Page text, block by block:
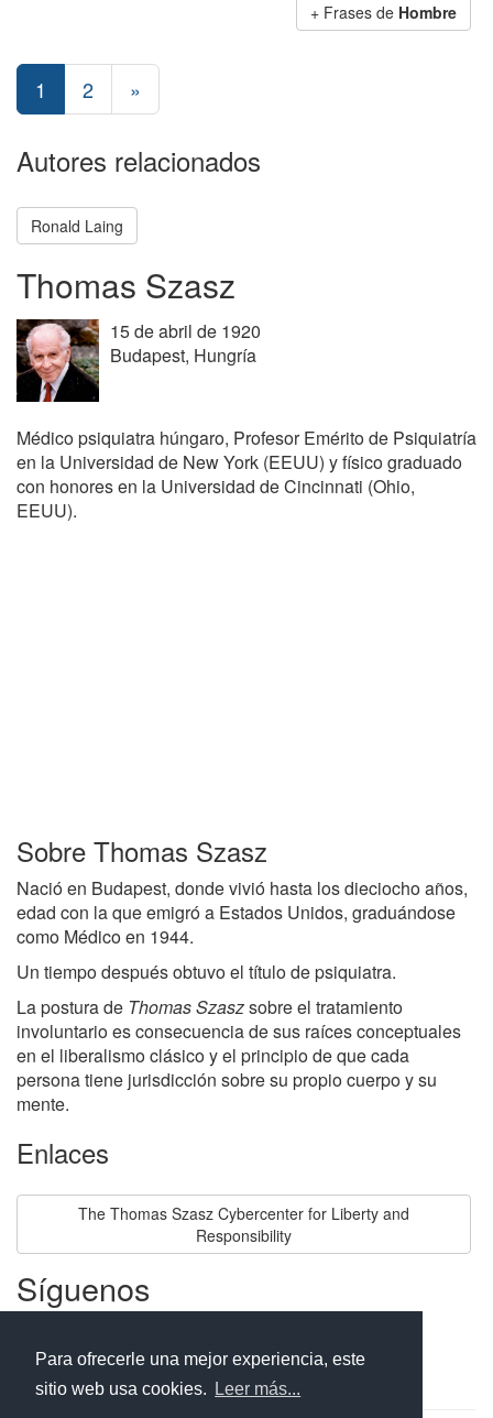
Para ofrecerle una mejor experiencia, este
sitio web usa cookies.
Leer más...
+ Frases de Hombre
1 2 »
Autores relacionados
Ronald Laing
Thomas Szasz
15 de abril de 1920
Budapest, Hungría
Médico psiquiatra húngaro, Profesor Emérito de Psiquiatría
en la Universidad de New York (EEUU) y físico graduado
con honores en la Universidad de Cincinnati (Ohio,
EEUU).
Sobre Thomas Szasz
Nació en Budapest, donde vivió hasta los dieciocho años,
edad con la que emigró a Estados Unidos, graduándose
como Médico en 1944.
Un tiempo después obtuvo el título de psiquiatra.
La postura de Thomas Szaszsobre el tratamiento
involuntario es consecuencia de sus raíces conceptuales
en el liberalismo clásico y el principio de que cada
persona tiene jurisdicción sobre su propio cuerpo y su
mente.
Enlaces
The Thomas Szasz Cybercenter for Liberty and
Responsibility
Síguenos